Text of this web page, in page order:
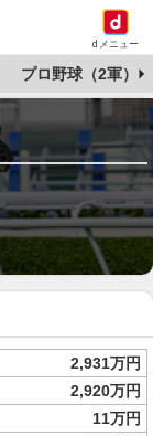
dメニュー
プロ野球（2軍）
2,931万円
2,920万円
11万円